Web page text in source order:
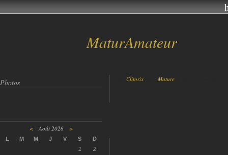
MaturAmateur
Photos
<Août 2026 >
L M M J V S
D
1
2
Clitorix Mature